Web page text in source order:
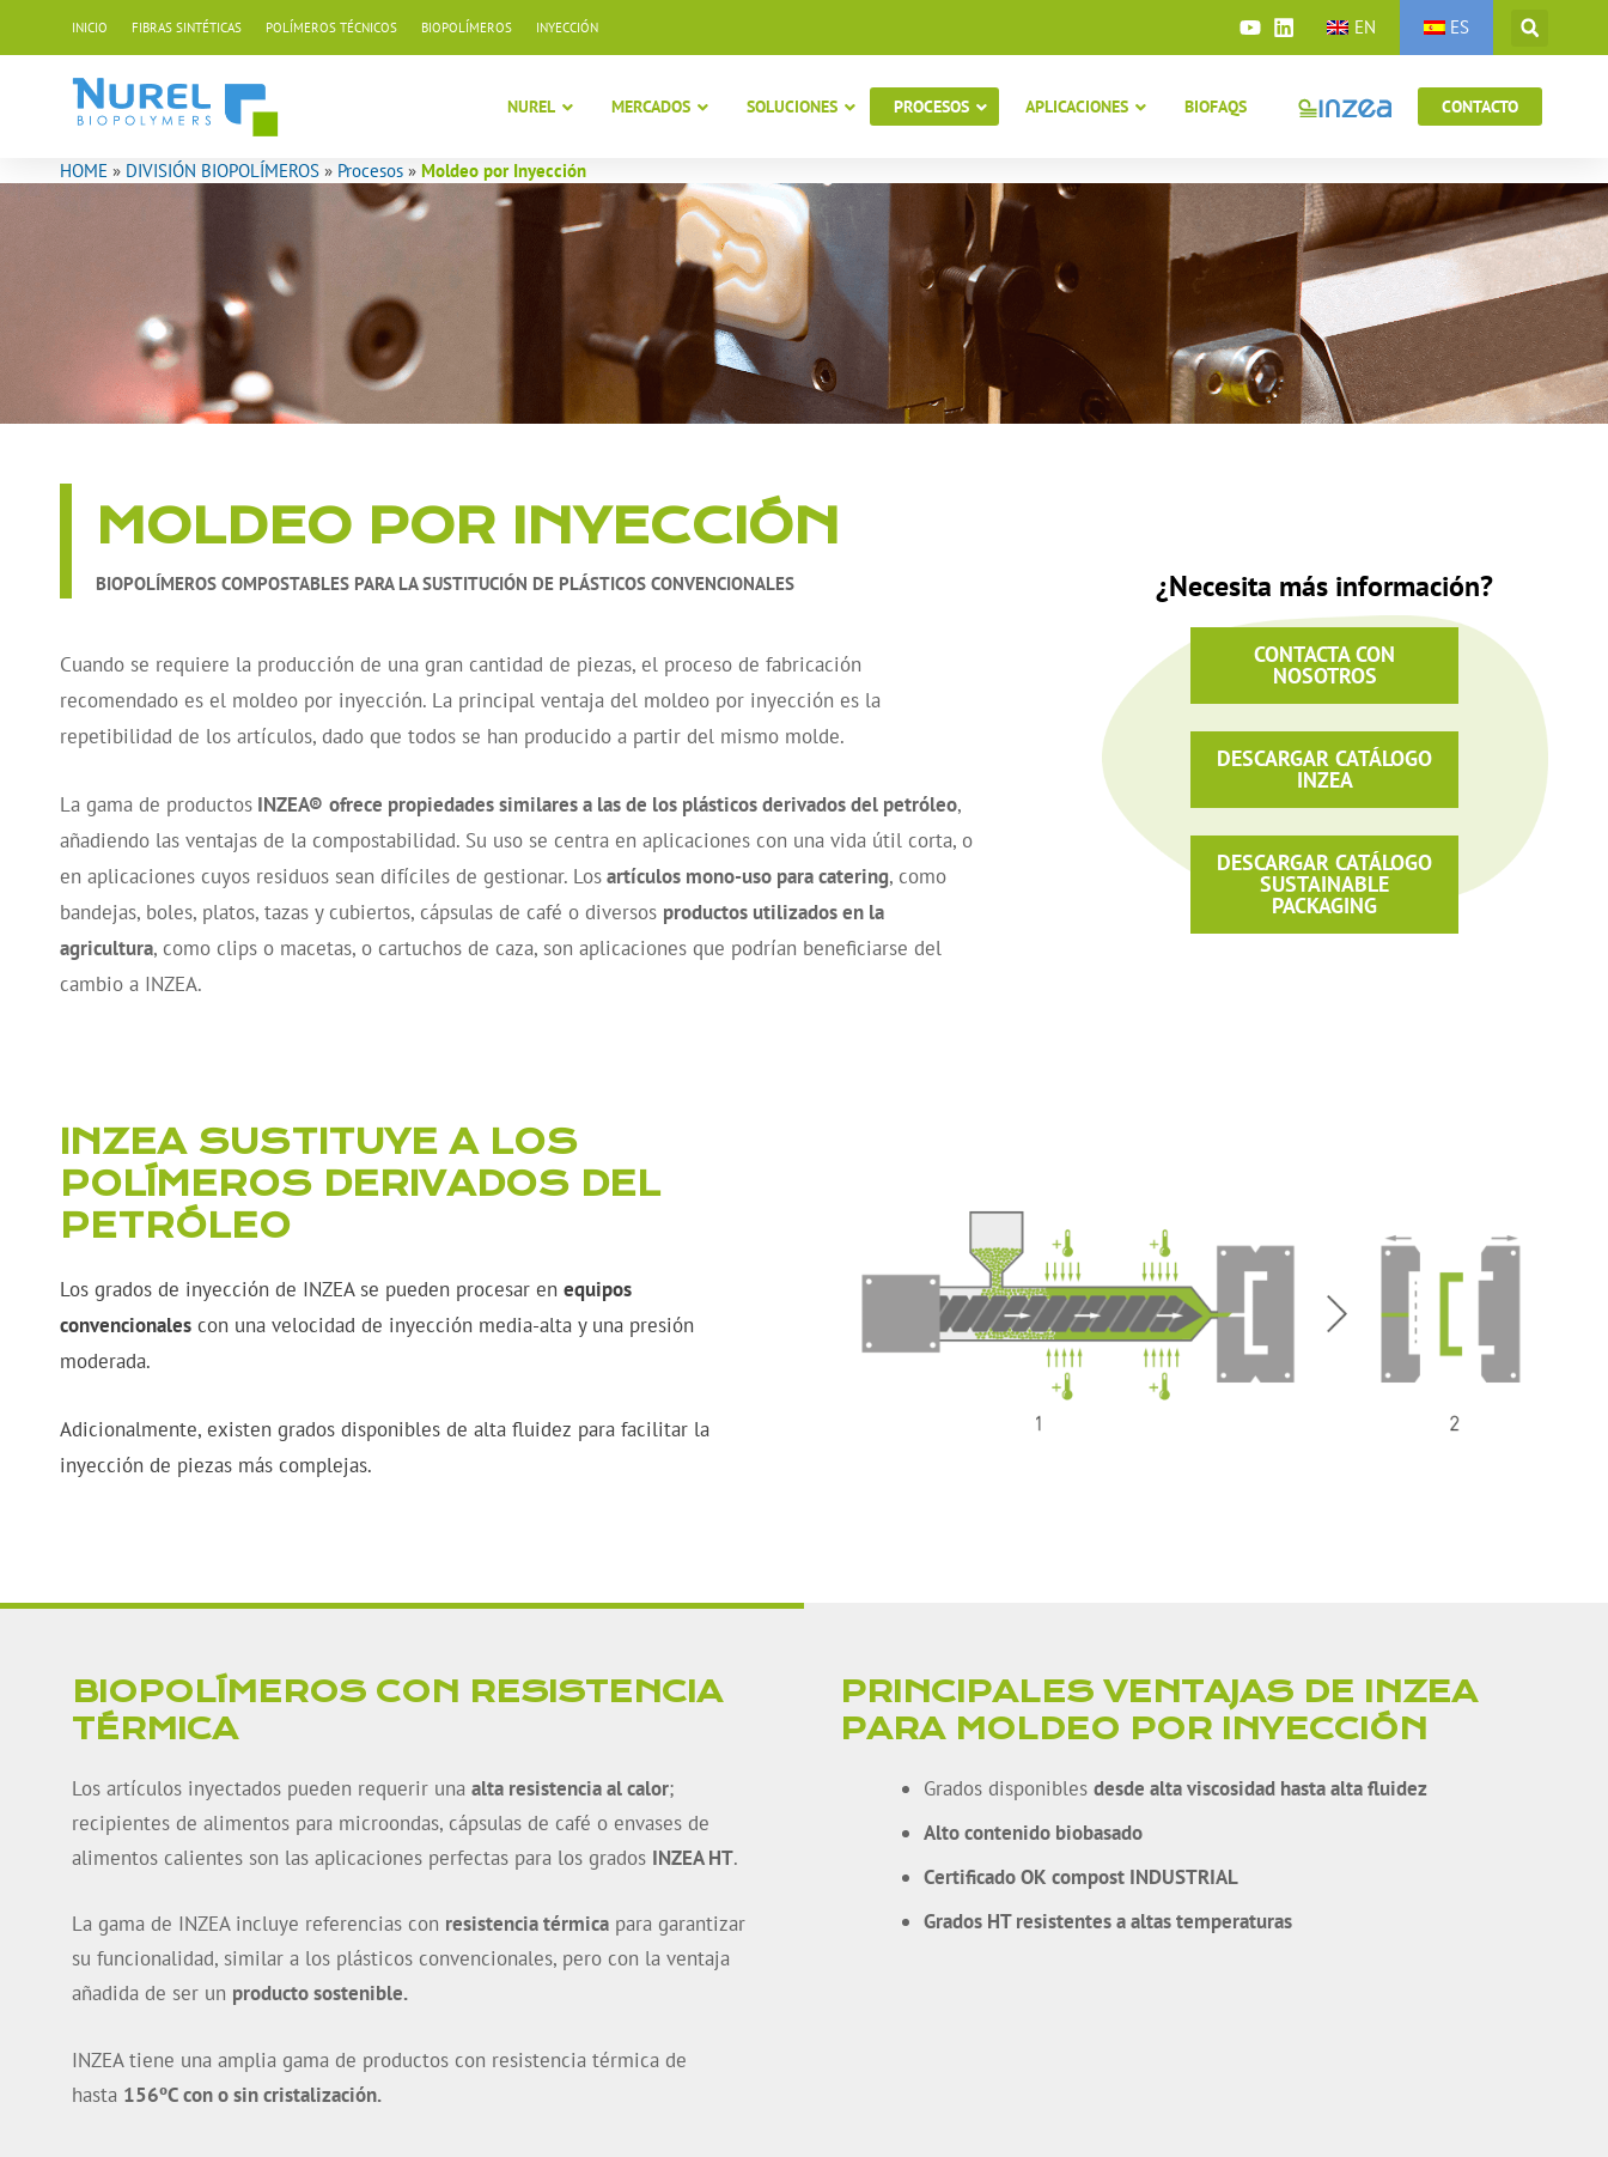
contenido
INICIO FIBRAS SINTÉTICAS POLÍMEROS TÉCNICOS BIOPOLÍMEROS INYECCIÓN EN ES
NUREL MERCADOS SOLUCIONES PROCESOS APLICACIONES BIOFAQS CONTACTO
HOME » DIVISIÓN BIOPOLÍMEROS » Procesos » Moldeo por Inyección
MOLDEO POR INYECCIÓN
BIOPOLÍMEROS COMPOSTABLES PARA LA SUSTITUCIÓN DE PLÁSTICOS CONVENCIONALES
Cuando se requiere la producción de una gran cantidad de piezas, el proceso de fabricación
recomendado es el moldeo por inyección. La principal ventaja del moldeo por inyección es la
repetibilidad de los artículos, dado que todos se han producido a partir del mismo molde.
La gama de productos INZEA® ofrece propiedades similares a las de los plásticos derivados del petróleo,
añadiendo las ventajas de la compostabilidad. Su uso se centra en aplicaciones con una vida útil corta, o
en aplicaciones cuyos residuos sean difíciles de gestionar. Losartículos mono-uso para catering, como
bandejas, boles, platos, tazas y cubiertos, cápsulas de café o diversos productos utilizados en la
agricultura, como clips o macetas, o cartuchos de caza, son aplicaciones que podrían beneficiarse del
cambio a INZEA.
¿Necesita más información?
CONTACTA CON
NOSOTROS
DESCARGAR CATÁLOGO
INZEA
DESCARGAR CATÁLOGO
SUSTAINABLE
PACKAGING
INZEA SUSTITUYE A LOS
POLÍMEROS DERIVADOS DEL
PETRÓLEO
Los grados de inyección de INZEA se pueden procesar en equipos
convencionales con una velocidad de inyección media-alta y una presión
moderada.
Adicionalmente, existen grados disponibles de alta fluidez para facilitar la
inyección de piezas más complejas.
BIOPOLÍMEROS CON RESISTENCIA
TÉRMICA
Los artículos inyectados pueden requerir una alta resistencia al calor;
recipientes de alimentos para microondas, cápsulas de café o envases de
alimentos calientes son las aplicaciones perfectas para los grados INZEA HT.
La gama de INZEA incluye referencias con resistencia térmica para garantizar
su funcionalidad, similar a los plásticos convencionales, pero con la ventaja
añadida de ser un producto sostenible.
INZEA tiene una amplia gama de productos con resistencia térmica de
hasta 156ºC con o sin cristalización.
PRINCIPALES VENTAJAS DE INZEA
PARA MOLDEO POR INYECCIÓN
Grados disponibles desde alta viscosidad hasta alta fluidez
Alto contenido biobasado
Certificado OK compost INDUSTRIAL
Grados HT resistentes a altas temperaturas